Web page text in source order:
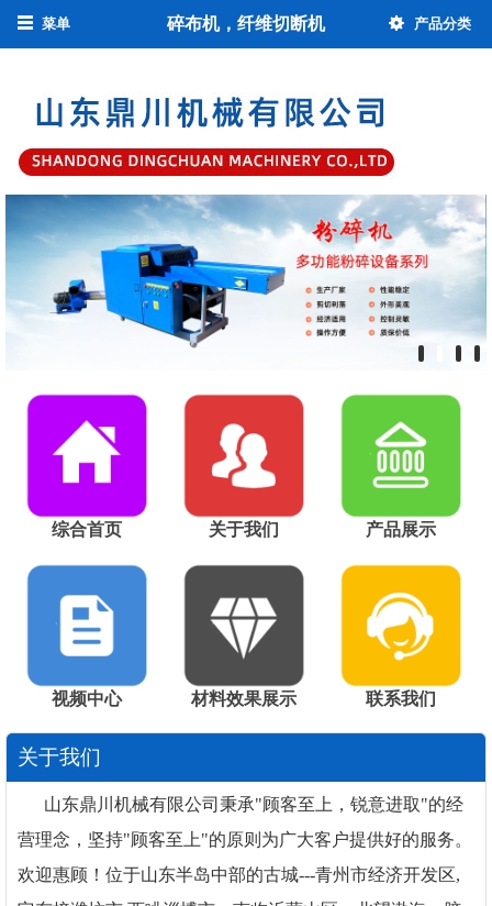
碎布机，纤维切断机
菜单 产品分类
综合首页 关于我们 产品展示
视频中心 材料效果展示 联系我们
关于我们
山东鼎川机械有限公司秉承"顾客至上，锐意进取"的经
营理念，坚持"顾客至上"的原则为广大客户提供好的服务。
欢迎惠顾！位于山东半岛中部的古城---青州市经济开发区,